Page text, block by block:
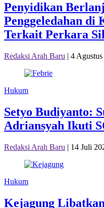
Penyidikan
Penggeledahan di
Terkait Perkara
Redaksi Arah Baru | 4
Hukum
Setyo Budiyanto:
Adriansyah Ikuti
Redaksi Arah Baru | 14 Juli
Hukum
Kejagung